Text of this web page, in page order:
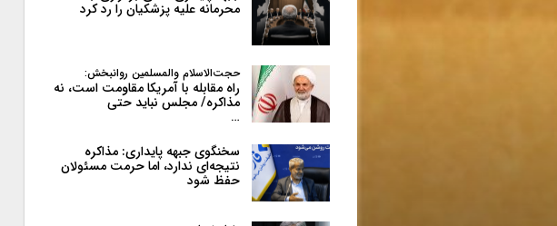
محرمانه علیه پزشکیان را رد کرد
حجت‌الاسلام والمسلمین روانبخش:
راه مقابله با آمریکا مقاومت است، نه
مذاکره/ مجلس نباید حتی
…
سخنگوی جبهه پایداری: مذاکره
نتیجه‌ای ندارد، اما حرمت مسئولان
حفظ شود